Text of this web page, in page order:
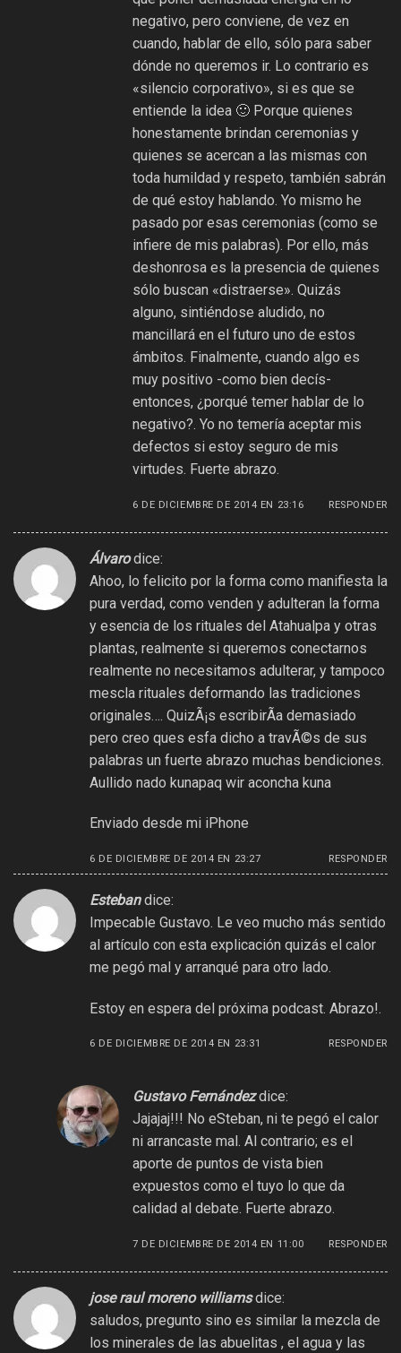
negativo, pero conviene, de vez en
cuando, hablar de ello, sólo para saber
dónde no queremos ir. Lo contrario es
«silencio corporativo», si es que se
entiende la idea 🙂 Porque quienes
honestamente brindan ceremonias y
quienes se acercan a las mismas con
toda humildad y respeto, también sabrán
de qué estoy hablando. Yo mismo he
pasado por esas ceremonias (como se
infiere de mis palabras). Por ello, más
deshonrosa es la presencia de quienes
sólo buscan «distraerse». Quizás
alguno, sintiéndose aludido, no
mancillará en el futuro uno de estos
ámbitos. Finalmente, cuando algo es
muy positivo -como bien decís-
entonces, ¿porqué temer hablar de lo
negativo?. Yo no temería aceptar mis
defectos si estoy seguro de mis
virtudes. Fuerte abrazo.
6 DE DICIEMBRE DE 2014 EN 23:16 RESPONDER
Álvaro dice:
Ahoo, lo felicito por la forma como manifiesta la
pura verdad, como venden y adulteran la forma
y esencia de los rituales del Atahualpa y otras
plantas, realmente si queremos conectarnos
realmente no necesitamos adulterar, y tampoco
mescla rituales deformando las tradiciones
originales…. QuizÃ¡s escribirÃ­a demasiado
pero creo ques esfa dicho a travÃ©s de sus
palabras un fuerte abrazo muchas bendiciones.
Aullido nado kunapaq wir aconcha kuna
Enviado desde mi iPhone
6 DE DICIEMBRE DE 2014 EN 23:27 RESPONDER
Esteban dice:
Impecable Gustavo. Le veo mucho más sentido
al artículo con esta explicación quizás el calor
me pegó mal y arranqué para otro lado.
Estoy en espera del próxima podcast. Abrazo!.
6 DE DICIEMBRE DE 2014 EN 23:31 RESPONDER
Gustavo Fernández dice:
Jajajaj!!! No eSteban, ni te pegó el calor
ni arrancaste mal. Al contrario; es el
aporte de puntos de vista bien
expuestos como el tuyo lo que da
calidad al debate. Fuerte abrazo.
7 DE DICIEMBRE DE 2014 EN 11:00 RESPONDER
jose raul moreno williams dice:
saludos, pregunto sino es similar la mezcla de
los minerales de las abuelitas , el agua y las